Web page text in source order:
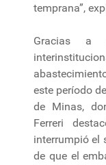
temprana”,
Gracias a
este período
de Minas,
Ferreri
interrumpió el
de que el